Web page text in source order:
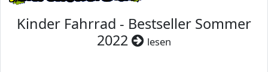
Kinder Fahrrad - Bestseller Sommer
2022
lesen